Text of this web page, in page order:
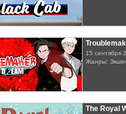
15 сентября
Жанры:
The Royal